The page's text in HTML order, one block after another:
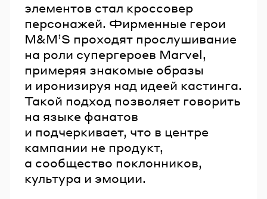
элементов стал кроссовер
персонажей. Фирменные герои
M&MʼS проходят прослушивание
на роли супергероев Marvel,
примеряя знакомые образы
и иронизируя над идеей кастинга.
Такой подход позволяет говорить
на языке фанатов
и подчеркивает, что в центре
кампании не продукт,
а сообщество поклонников,
культура и эмоции.